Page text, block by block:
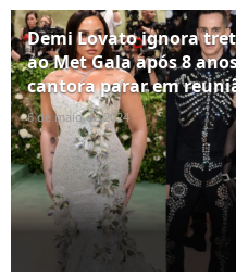
Demi Lovato ignora
ao Met Gala após 8
cantora parar em
6 de maio de 2024